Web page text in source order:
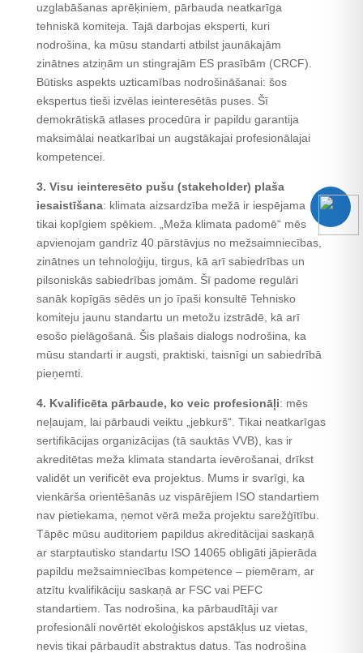
uzglabāšanas aprēķiniem, pārbauda neatkarīga
tehniskā komiteja. Tajā darbojas eksperti, kuri
nodrošina, ka mūsu standarti atbilst jaunākajām
zinātnes atziņām un stingrajām ES prasībām (CRCF).
Būtisks aspekts uzticamības nodrošināšanai: šos
ekspertus tieši izvēlas ieinteresētās puses. Šī
demokrātiskā atlases procedūra ir papildu garantija
maksimālai neatkarībai un augstākajai profesionālajai
kompetencei.
3. Visu ieinteresēto pušu (stakeholder) plaša
iesaistīšana: klimata aizsardzība mežā ir iespējama
tikai kopīgiem spēkiem. „Meža klimata padomē“ mēs
apvienojam gandrīz 40 pārstāvjus no mežsaimniecības,
zinātnes un tehnoloģiju, tirgus, kā arī sabiedrības un
pilsoniskās sabiedrības jomām. Šī padome regulāri
sanāk kopīgās sēdēs un jo īpaši konsultē Tehnisko
komiteju jaunu standartu un metožu izstrādē, kā arī
esošo pielāgošanā. Šis plašais dialogs nodrošina, ka
mūsu standarti ir augsti, praktiski, taisnīgi un sabiedrībā
pieņemti.
4. Kvalificēta pārbaude, ko veic profesionāļi: mēs
neļaujam, lai pārbaudi veiktu „jebkurš“. Tikai neatkarīgas
sertifikācijas organizācijas (tā sauktās VVB), kas ir
akreditētas meža klimata standarta ievērošanai, drīkst
validēt un verificēt eva projektus. Mums ir svarīgi, ka
vienkārša orientēšanās uz vispārējiem ISO standartiem
nav pietiekama, ņemot vērā meža projektu sarežģītību.
Tāpēc mūsu auditoriem papildus akreditācijai saskaņā
ar starptautisko standartu ISO 14065 obligāti jāpierāda
papildu mežsaimniecības kompetence – piemēram, ar
atzītu kvalifikāciju saskaņā ar FSC vai PEFC
standartiem. Tas nodrošina, ka pārbaudītāji var
profesionāli novērtēt ekoloģiskos apstākļus uz vietas,
nevis tikai pārbaudīt abstraktus datus. Tas nodrošina